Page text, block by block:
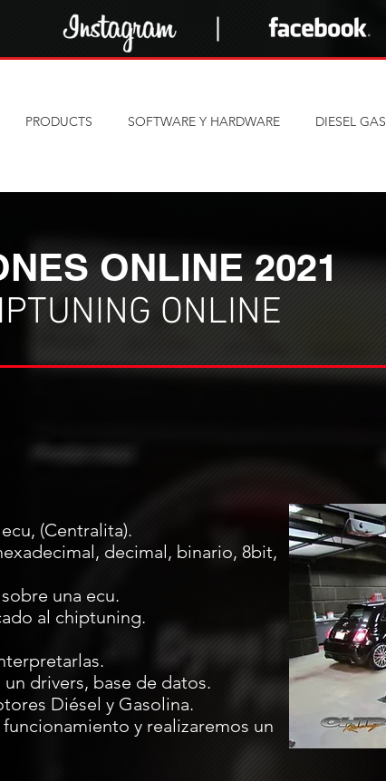
PRODUCTS SOFTWARE Y HARDWARE DIESEL GAS
ONLINE
ONLINE 2021
(Centralita).
decimal, binario, 8bit,
una ecu.
al chiptuning.
drivers, base de datos.
Diésel y Gasolina.
y realizaremos un